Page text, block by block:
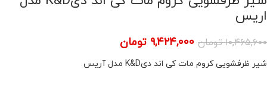
اریس
۱۰,۴۶۵,۶۰۰ تومان ۹,۴۲۴,۰۰۰ تومان
شیر ظرفشویی کروم مات کی اند دیK&D مدل آریس